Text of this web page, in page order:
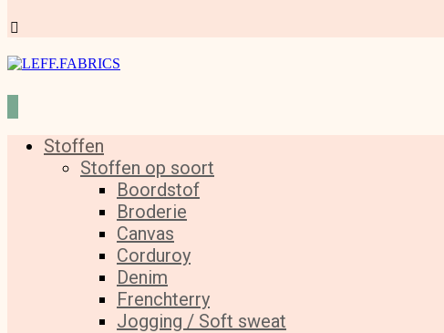
Stoffen
Stoffen op soort
Boordstof
Broderie
Canvas
Corduroy
Denim
Frenchterry
Jogging / Soft sweat